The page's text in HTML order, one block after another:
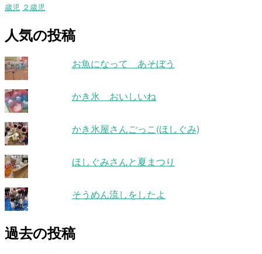
歳児 ２歳児
人気の投稿
お魚になって あそぼう
かき氷 おいしいね
かき氷屋さんごっこ(ほしぐみ)
ほしぐみさんと夏まつり
そうめん流しをしたよ
過去の投稿